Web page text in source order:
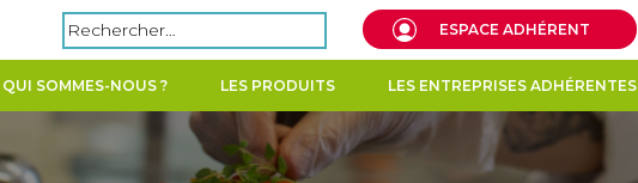
Rechercher : ESPACE ADHÉRENT
QUI SOMMES-NOUS ? LES PRODUITS LES ENTREPRISES ADHÉRENTES